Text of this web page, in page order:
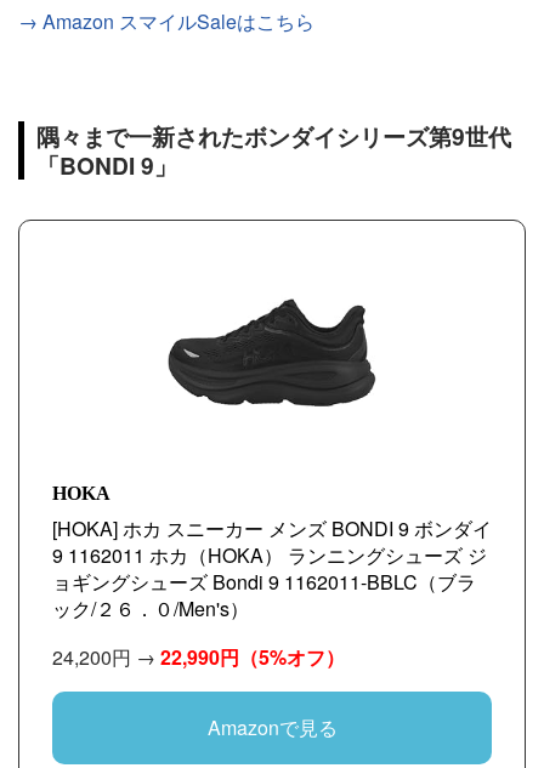
→ Amazon スマイルSaleはこちら
隅々まで一新されたボンダイシリーズ第9世代
「BONDI 9」
HOKA
[HOKA] ホカ スニーカー メンズ BONDI 9 ボンダイ
9 1162011 ホカ（HOKA） ランニングシューズ ジ
ョギングシューズ Bondi 9 1162011-BBLC（ブラ
ック/２６．０/Men's）
24,200円 → 22,990円 （5%オフ）
Amazonで見る